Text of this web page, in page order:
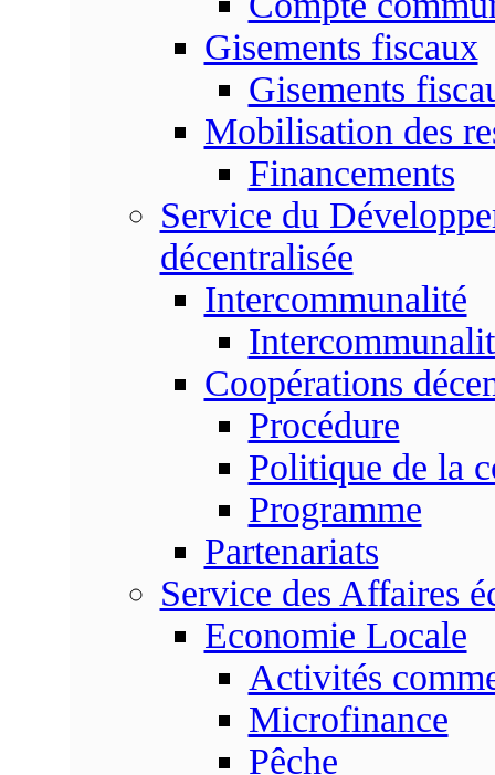
Gisements fiscaux
Gisements
Mobilisation des
Financements
Service du
décentralisée
Intercommunalité
Coopérations
Procédure
Politique de la
Programme
Partenariats
Service des Affaires
Economie Locale
Activités
Microfinance
Pêche